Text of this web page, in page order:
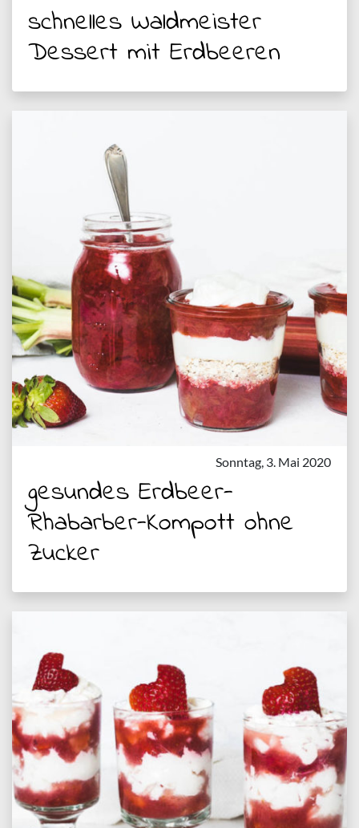
schnelles Waldmeister
Dessert mit Erdbeeren
Sonntag, 3. Mai 2020
gesundes Erdbeer-
Rhabarber-Kompott ohne
Zucker